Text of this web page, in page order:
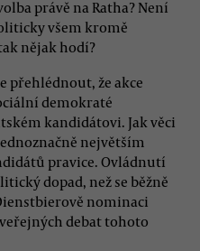
právě na Ratha? Není
všem kromě
nějak hodí?
přehlédnout, že akce
demokraté
kandidátovi. Jak věci
největším
pravice. Ovládnutí
dopad, než se běžně
nominaci
debat tohoto